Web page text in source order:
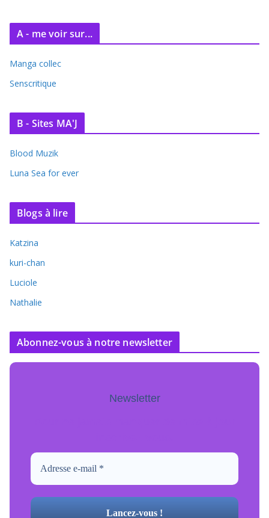
A - me voir sur...
Manga collec
Senscritique
B - Sites MA'J
Blood Muzik
Luna Sea for ever
Blogs à lire
Katzina
kuri-chan
Luciole
Nathalie
Abonnez-vous à notre newsletter
Newsletter